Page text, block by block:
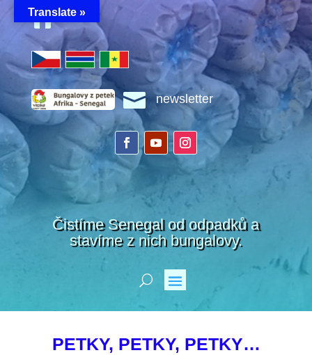

 newsletter
Čistíme Senegal od odpadků a
stavíme z nich bungalovy.
PETKY, PETKY, PETKY…
Translate »